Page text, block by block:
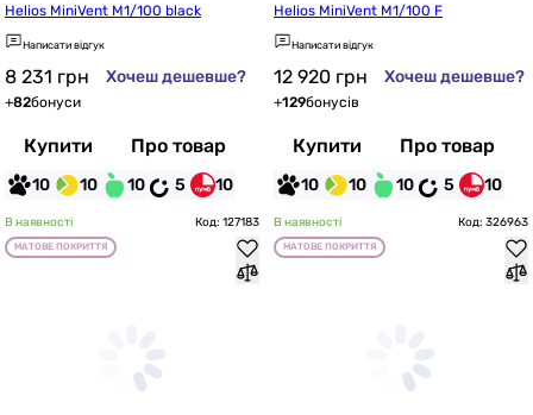
Helios MiniVent M1/100 black
Написати відгук
8 231 грн Хочеш дешевше?
+82бонуси
Купити Про товар
10 10 10 5 10
Helios MiniVent M1/100 F
Написати відгук
12 920 грн Хочеш дешевше?
+129бонусів
Купити Про товар
10 10 10 5 10
В наявності Код: 127183
МАТОВЕ ПОКРИТТЯ
В наявності Код: 326963
МАТОВЕ ПОКРИТТЯ